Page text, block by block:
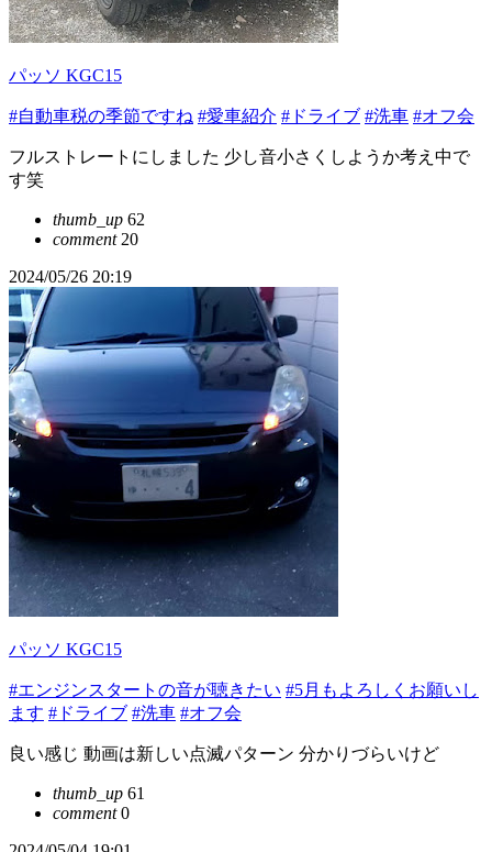
パッソ KGC15
#自動車税の季節ですね #愛車紹介 #ドライブ #洗車 #オフ会
フルストレートにしました 少し音小さくしようか考え中で
す笑
thumb_up 62
comment20
2024/05/26 20:19
パッソ KGC15
#エンジンスタートの音が聴きたい #5月もよろしくお願いし
ます #ドライブ #洗車 #オフ会
良い感じ 動画は新しい点滅パターン 分かりづらいけど
thumb_up 61
comment0